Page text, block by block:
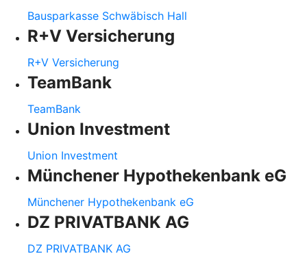
Bausparkasse Schwäbisch Hall
R+V Versicherung
R+V Versicherung
TeamBank
TeamBank
Union Investment
Union Investment
Münchener Hypothekenbank eG
Münchener Hypothekenbank eG
DZ PRIVATBANK AG
DZ PRIVATBANK AG